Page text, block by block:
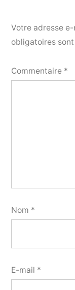
Votre adresse
obligatoires
Commentaire *
Nom *
E-mail *